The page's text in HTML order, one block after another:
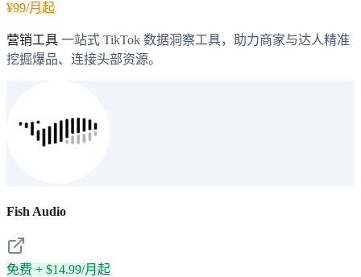
¥99/月起
营销工具 一站式 TikTok 数据洞察工具，助力商家与达人精准
挖掘爆品、连接头部资源。
Fish Audio
免费 + $14.99/月起